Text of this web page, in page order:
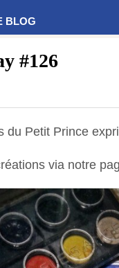
BLOG
#126
du Petit Prince
via notre